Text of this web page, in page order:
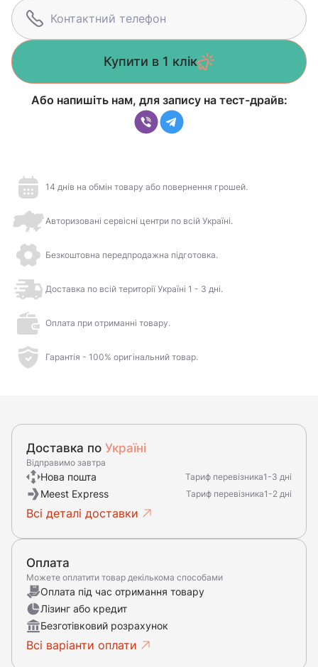
Купити в 1 клік
Або напишіть нам, для запису на тест-драйв:
14 днів на обмін товару або повернення грошей.
Авторизовані сервісні центри по всій Україні.
Безкоштовна передпродажна підготовка.
Доставка по всій території Україні 1 - 3 дні.
Оплата при отриманні товару.
Гарантія - 100% оригінальний товар.
Доставка по Україні
Відправимо завтра
Нова пошта Тариф перевізника1-3 дні
Meest Express Тариф перевізника1-2 дні
Всі деталі доставки
Оплата
Можете оплатити товар декількома способами
Оплата під час отримання товару
Лізинг або кредит
Безготівковий розрахунок
Всі варіанти оплати